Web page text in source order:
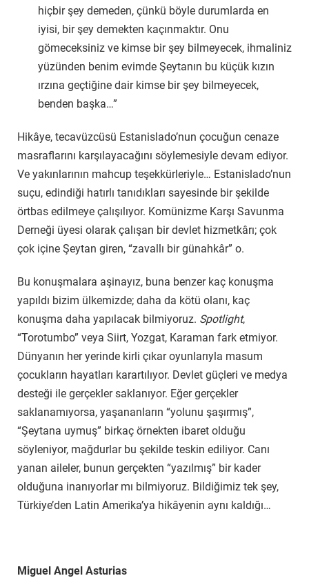
hiçbir şey demeden, çünkü böyle durumlarda en
iyisi, bir şey demekten kaçınmaktır. Onu
gömeceksiniz ve kimse bir şey bilmeyecek, ihmaliniz
yüzünden benim evimde Şeytanın bu küçük kızın
ırzına geçtiğine dair kimse bir şey bilmeyecek,
benden başka…”
Hikâye, tecavüzcüsü Estanislado’nun çocuğun cenaze
masraflarını karşılayacağını söylemesiyle devam ediyor.
Ve yakınlarının mahcup teşekkürleriyle… Estanislado’nun
suçu, edindiği hatırlı tanıdıkları sayesinde bir şekilde
örtbas edilmeye çalışılıyor. Komünizme Karşı Savunma
Derneği üyesi olarak çalışan bir devlet hizmetkârı; çok
çok içine Şeytan giren, “zavallı bir günahkâr” o.
Bu konuşmalara aşinayız, buna benzer kaç konuşma
yapıldı bizim ülkemizde; daha da kötü olanı, kaç
konuşma daha yapılacak bilmiyoruz. Spotlight,
“Torotumbo” veya Siirt, Yozgat, Karaman fark etmiyor.
Dünyanın her yerinde kirli çıkar oyunlarıyla masum
çocukların hayatları karartılıyor. Devlet güçleri ve medya
desteği ile gerçekler saklanıyor. Eğer gerçekler
saklanamıyorsa, yaşananların “yolunu şaşırmış”,
“Şeytana uymuş” birkaç örnekten ibaret olduğu
söyleniyor, mağdurlar bu şekilde teskin ediliyor. Canı
yanan aileler, bunun gerçekten “yazılmış” bir kader
olduğuna inanıyorlar mı bilmiyoruz. Bildiğimiz tek şey,
Türkiye’den Latin Amerika’ya hikâyenin aynı kaldığı…
Miguel Angel Asturias